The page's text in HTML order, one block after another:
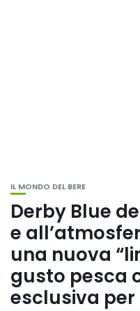
IL MONDO DEL BERE
Derby Blue
e
una nuova
gusto pesca
esclusiva per